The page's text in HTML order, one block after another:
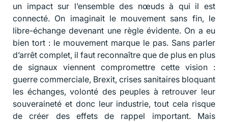
un impact sur l’ensemble des nœuds à qui il est
connecté. On imaginait le mouvement sans fin, le
libre-échange devenant une règle évidente. On a eu
bien tort : le mouvement marque le pas. Sans parler
d’arrêt complet, il faut reconnaître que de plus en plus
de signaux viennent compromettre cette vision :
guerre commerciale, Brexit, crises sanitaires bloquant
les échanges, volonté des peuples à retrouver leur
souveraineté et donc leur industrie, tout cela risque
de créer des effets de rappel important. Mais